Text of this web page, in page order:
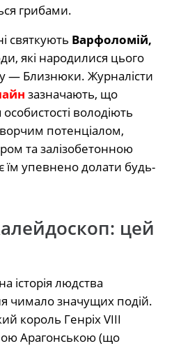
грибами.
святкують Варфоломій,
які народилися цього
— Близнюки. Журналісти
зазначають, що
володіють
потенціалом,
та залізобетонною
їм упевнено долати будь-
цей
історія людства
чимало значущих подій.
король Генріх VIII
Арагонською (що